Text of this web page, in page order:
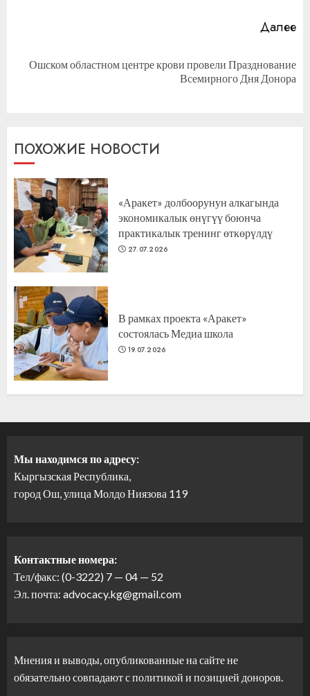
Далее
Следующая
Ошском областном центре крови провели Празднование
Всемирного Дня Донора
ПОХОЖИЕ НОВОСТИ
«Аракет» долбоорунун алкагында
экономикалык өнүгүү боюнча
практикалык тренинг өткөрүлдү
27.07.2026
В рамках проекта «Аракет»
состоялась Медиа школа
19.07.2026
Мы находимся по адресу:
Кыргызская Республика,
город Ош, улица Молдо Ниязова 119
Контактные номера:
Тел/факс: (0-3222) 7 — 04 — 52
Эл. почта: advocacy.kg@gmail.com
Мнения и выводы, опубликованные на сайте не
обязательно совпадают с политикой и позицией доноров.